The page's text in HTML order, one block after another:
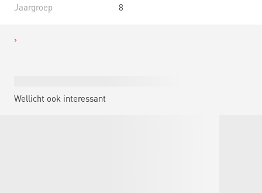
Jaargroep 8
Wellicht ook interessant